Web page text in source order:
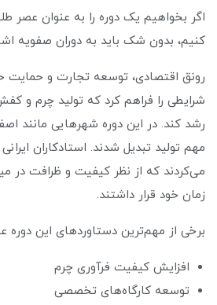
اگر بخواهیم یک دوره را به عنوان عصر
کنیم، بدون شک باید به دوران صفویه
رونق اقتصادی، توسعه تجارت و
شرایطی را فراهم کرد که تولید چرم و
رشد کند. در این دوره شهرهایی مانند
مهم تولید تبدیل شدند. استادکاران
می‌کردند که از نظر کیفیت و ظرافت در
زمان خود قرار داشتند.
برخی از مهم‌ترین دستاوردهای این دوره
افزایش کیفیت فرآوری چرم
توسعه کارگاه‌های تخصصی